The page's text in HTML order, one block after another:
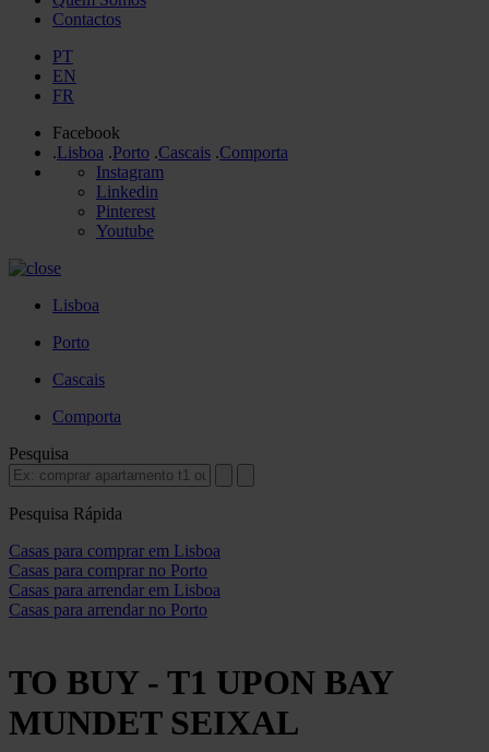
Contactos
PT
EN
FR
Facebook
.Lisboa .Porto .Cascais .Comporta
Instagram
Linkedin
Pinterest
Youtube
Lisboa
Porto
Cascais
Comporta
Pesquisa
Pesquisa Rápida
Casas para comprar em Lisboa
Casas para comprar no Porto
Casas para arrendar em Lisboa
Casas para arrendar no Porto
TO BUY - T1 UPON BAY
MUNDET SEIXAL